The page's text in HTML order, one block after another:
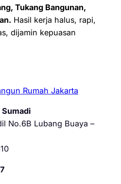
Tukang Bangunan,
Hasil kerja halus, rapi,
dijamin kepuasan
Rumah Jakarta
Sumadi
No.6B Lubang Buaya –